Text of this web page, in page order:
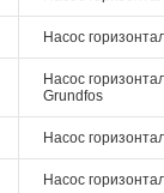
Насос
Насос
Grundfos
Насос
Насос